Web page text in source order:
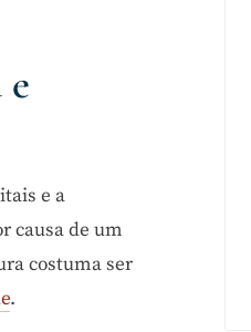
e a
causa de um
costuma ser
.